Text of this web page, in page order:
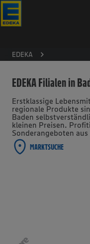
EDEKA
EDEKA Filialen in
Erstklassige
regionale Produkte
Baden
kleinen Preisen.
Sonderangeboten
MARKTSUCHE